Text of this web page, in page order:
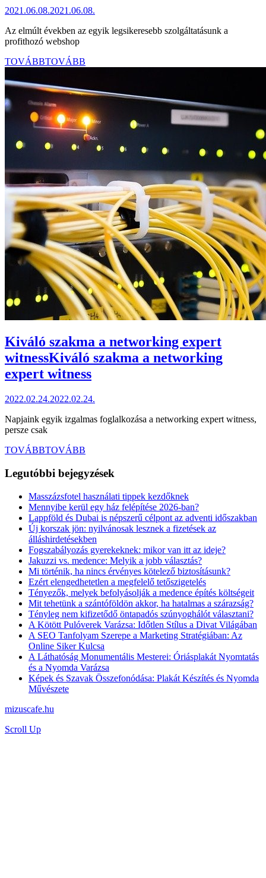
2021.06.08.2021.06.08.
Az elmúlt években az egyik legsikeresebb szolgáltatásunk a
profithozó webshop
TOVÁBBTOVÁBB
Kiváló szakma a networking expert
witnessKiváló szakma a networking
expert witness
2022.02.24.2022.02.24.
Napjaink egyik izgalmas foglalkozása a networking expert witness,
persze csak
TOVÁBBTOVÁBB
Legutóbbi bejegyzések
Masszázsfotel használati tippek kezdőknek
Mennyibe kerül egy ház felépítése 2026-ban?
Lappföld és Dubai is népszerű célpont az adventi időszakban
Új korszak jön: nyilvánosak lesznek a fizetések az
álláshirdetésekben
Fogszabályozás gyerekeknek: mikor van itt az ideje?
Jakuzzi vs. medence: Melyik a jobb választás?
Mi történik, ha nincs érvényes kötelező biztosításunk?
Ezért elengedhetetlen a megfelelő tetőszigetelés
Tényezők, melyek befolyásolják a medence építés költségeit
Mit tehetünk a szántóföldön akkor, ha hatalmas a szárazság?
Tényleg nem kifizetődő öntapadós szúnyoghálót választani?
A Kötött Pulóverek Varázsa: Időtlen Stílus a Divat Világában
A SEO Tanfolyam Szerepe a Marketing Stratégiában: Az
Online Siker Kulcsa
A Láthatóság Monumentális Mesterei: Óriásplakát Nyomtatás
és a Nyomda Varázsa
Képek és Szavak Összefonódása: Plakát Készítés és Nyomda
Művészete
mizuscafe.hu
Scroll Up